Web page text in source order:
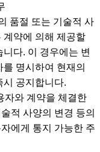
품절 또는 기술적 사
계약에 의해 제공할
다. 이 경우에는 변
명시하여 현재의
시 공지합니다.
자와 계약을 체결한
적 사양의 변경 등의
에게 통지 가능한 주